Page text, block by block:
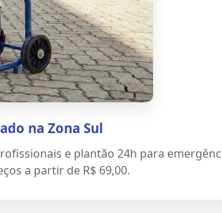
na Zona Sul
e plantão 24h para
a partir de R$ 69,00.